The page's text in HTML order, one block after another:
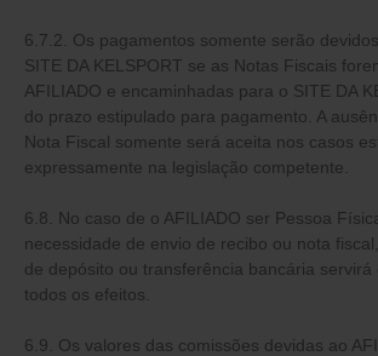
6.7.2. Os pagamentos somente serão
SITE DA KELSPORT se as Notas Fiscais
AFILIADO e encaminhadas para o SITE DA
do prazo estipulado para pagamento. A
Nota Fiscal somente será aceita nos casos
expressamente na legislação competente.
6.8. No caso de o AFILIADO ser Pessoa
necessidade de envio de recibo ou nota
de depósito ou transferência bancária servirá
todos os efeitos.
6.9. Os valores das comissões devidas ao